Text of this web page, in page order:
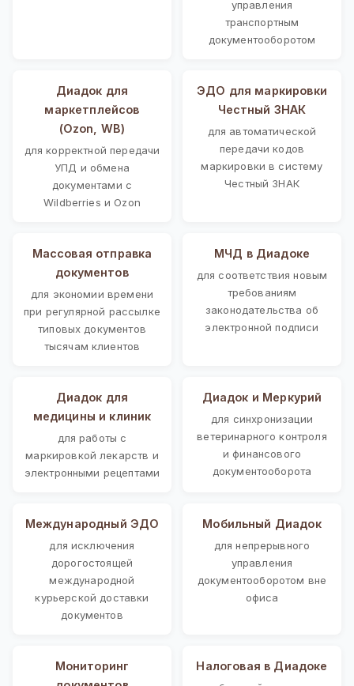
управления
транспортным
документооборотом
Диадок для
маркетплейсов
(Ozon, WB)
для корректной передачи
УПД и обмена
документами с
Wildberries и Ozon
ЭДО для маркировки
Честный ЗНАК
для автоматической
передачи кодов
маркировки в систему
Честный ЗНАК
Массовая отправка
документов
для экономии времени
при регулярной рассылке
типовых документов
тысячам клиентов
МЧД в Диадоке
для соответствия новым
требованиям
законодательства об
электронной подписи
Диадок для
медицины и клиник
для работы с
маркировкой лекарств и
электронными рецептами
Диадок и Меркурий
для синхронизации
ветеринарного контроля
и финансового
документооборота
Международный ЭДО
для исключения
дорогостоящей
международной
курьерской доставки
документов
Мобильный Диадок
для непрерывного
управления
документооборотом вне
офиса
Мониторинг
Налоговая в Диадоке